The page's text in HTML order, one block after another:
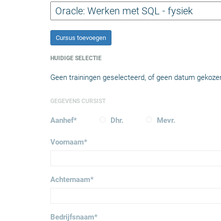
Cursus toevoegen
HUIDIGE SELECTIE
Geen trainingen geselecteerd, of geen datum
GEGEVENS CURSIST
Aanhef* Dhr. Mevr.
Voornaam*
Achternaam*
Bedrijfsnaam*